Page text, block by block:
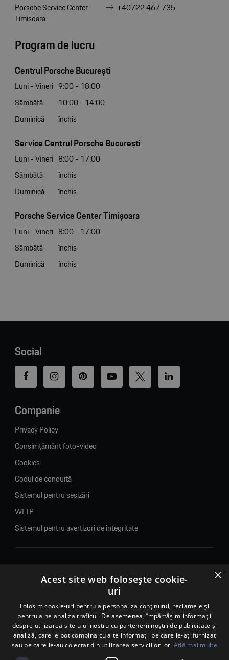
Porsche Service Center
Timișoara
+40722 467 735
Program de lucru
Centrul Porsche București
Luni - Vineri 9:00 - 18:00
Sâmbătă
10:00 - 14:00
Duminică
închis
Service Centrul Porsche București
Luni - Vineri 8:00 - 17:00
Sâmbătă
închis
Duminică
închis
Porsche Service Center Timișoara
Luni - Vineri 8:00 - 17:00
Sâmbătă
închis
Duminică
închis
Social
Companie
Privacy Policy
Consimțământ foto-video
Cookies
Codul de conduită
Sistemul pentru sesizări
WLTP
Sistemul pentru avertizori de integritate
© 2026. Porsche Inter Auto Romania. Toate drepturile rezervate.
Porsche Inter Auto Romania SRL
RO22188461 J2007002067233
B-dul Pipera, nr. 2, Sala 1, Etaj 2, Voluntari, jud.Ilfov - sediu
social
B-dul Pipera, nr. 1/X, Centrul Porsche București – PCB,
Voluntari, jud. Ilfov – punct de lucru
×
Acest site web folosește cookie-
uri
Folosim cookie-uri pentru a personaliza conținutul, reclamele și
pentru a ne analiza traficul. De asemenea, împărtășim informații
despre utilizarea site-ului nostru cu partenerii noștri de publicitate și
analiză, care le pot combina cu alte informații pe care le-ați furnizat
sau pe care le-au colectat din utilizarea serviciilor lor. Află mai multe